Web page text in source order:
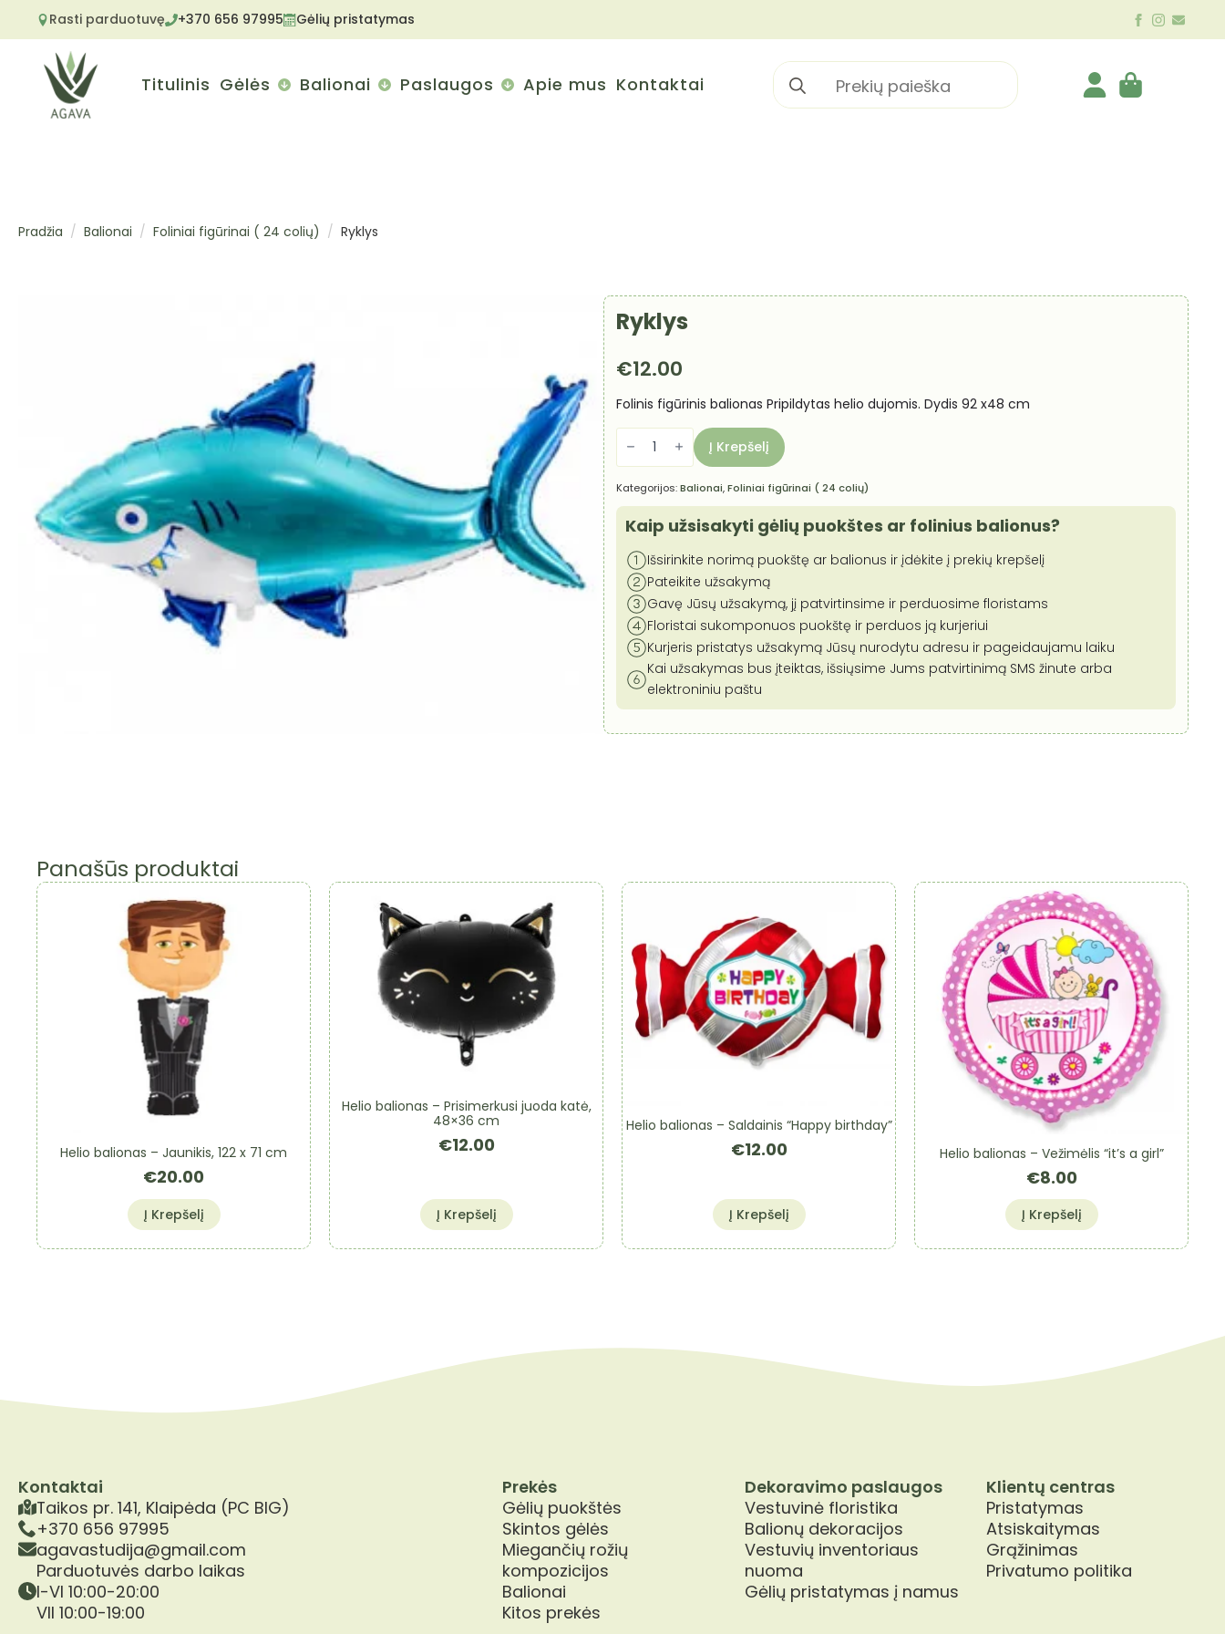
Rasti parduotuvę +370 656 97995 Gėlių pristatymas
Titulinis Gėlės Balionai Paslaugos Apie mus Kontaktai
Search
for:
Pradžia Balionai Foliniai figūrinai ( 24 colių) Ryklys
Ryklys
€12.00
Folinis figūrinis balionas Pripildytas helio dujomis. Dydis 92 x48 cm
produkto
kiekis: Į Krepšelį
Kategorijos:Balionai,Foliniai figūrinai ( 24 colių)
Kaip užsisakyti gėlių puokštes ar folinius balionus?
Išsirinkite norimą puokštę ar balionus ir įdėkite į prekių krepšelį
Pateikite užsakymą
Gavę Jūsų užsakymą, jį patvirtinsime ir perduosime floristams
Floristai sukomponuos puokštę ir perduos ją kurjeriui
Kurjeris pristatys užsakymą Jūsų nurodytu adresu ir pageidaujamu laiku
Kai užsakymas bus įteiktas, išsiųsime Jums patvirtinimą SMS žinute arba
elektroniniu paštu
Panašūs produktai
Helio balionas – Jaunikis, 122 x 71 cm
€20.00
Į Krepšelį
Helio balionas – Prisimerkusi juoda katė,
48×36 cm
€12.00
Į Krepšelį
Helio balionas – Saldainis “Happy birthday”
€12.00
Į Krepšelį
Helio balionas – Vežimėlis “it’s a girl”
€8.00
Į Krepšelį
Kontaktai
Taikos pr. 141, Klaipėda (PC BIG)
+370 656 97995
agavastudija@gmail.com
Parduotuvės darbo laikas
I-VI 10:00-20:00
VII 10:00-19:00
Prekės
Gėlių puokštės
Skintos gėlės
Miegančių rožių
kompozicijos
Balionai
Kitos prekės
Dekoravimo paslaugos
Vestuvinė floristika
Balionų dekoracijos
Vestuvių inventoriaus
nuoma
Gėlių pristatymas į namus
Klientų centras
Pristatymas
Atsiskaitymas
Grąžinimas
Privatumo politika